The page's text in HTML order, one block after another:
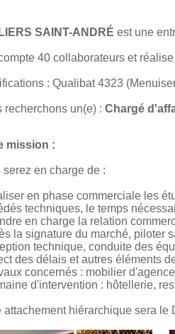
SAINT-ANDRÉ est une
40 collaborateurs et
: Qualibat 4323
recherchons un(e) : Chargé
mission :
serez en charge de :
en phase commerciale les
techniques, le temps
en charge la relation
la signature du marché, piloter
technique, conduite des
des délais et autres éléments
concernés : mobilier
d'intervention : hôtellerie,
attachement hiérarchique sera le